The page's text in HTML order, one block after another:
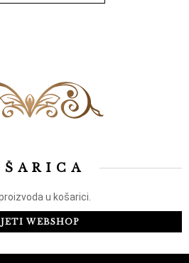
u košarici.
WEBSHOP